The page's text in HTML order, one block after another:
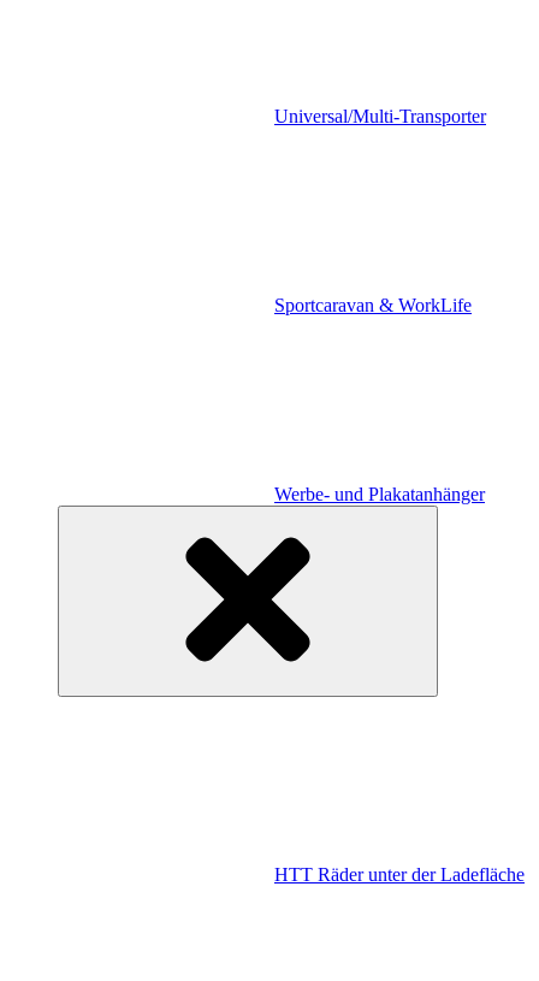
Universal/Multi-Transporter
Sportcaravan & WorkLife
Werbe- und Plakatanhänger
HTT Räder unter der Ladefläche